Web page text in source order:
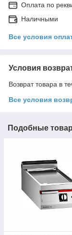
Оплата по
Наличными
Все условия
Условия
Возврат товара в
Все условия
Подобные